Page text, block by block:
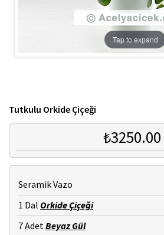
Tap to expand
Tutkulu Orkide Çiçeği
₺3250.00
Seramik Vazo
1 Dal Orkide Çiçeği
7 Adet Beyaz Gül